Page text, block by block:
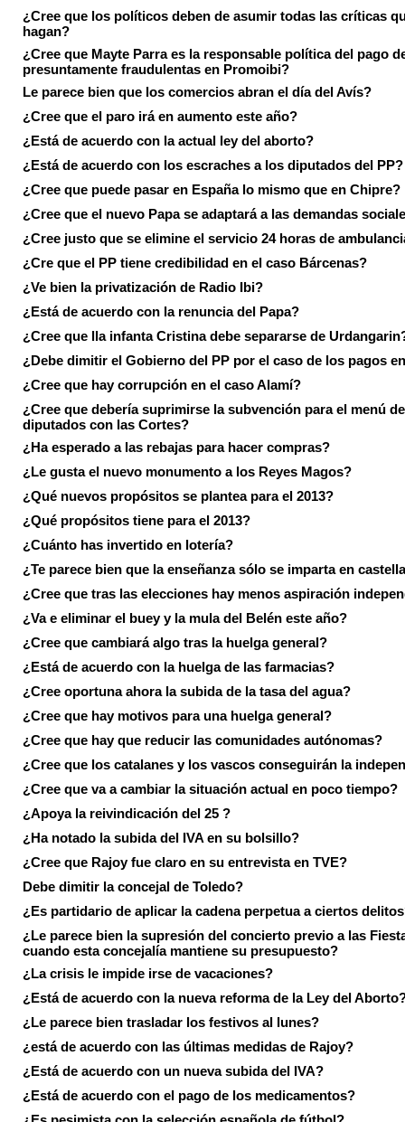
¿Cree que los políticos deben de asumir todas las críticas
hagan?
¿Cree que Mayte Parra es la responsable política del pago
presuntamente fraudulentas en Promoibi?
Le parece bien que los comercios abran el día del Avís?
¿Cree que el paro irá en aumento este año?
¿Está de acuerdo con la actual ley del aborto?
¿Está de acuerdo con los escraches a los diputados del PP?
¿Cree que puede pasar en España lo mismo que en Chipre?
¿Cree que el nuevo Papa se adaptará a las demandas
¿Cree justo que se elimine el servicio 24 horas de
¿Cre que el PP tiene credibilidad en el caso Bárcenas?
¿Ve bien la privatización de Radio Ibi?
¿Está de acuerdo con la renuncia del Papa?
¿Cree que lla infanta Cristina debe separarse de
¿Debe dimitir el Gobierno del PP por el caso de los pagos
¿Cree que hay corrupción en el caso Alamí?
¿Cree que debería suprimirse la subvención para el menú
diputados con las Cortes?
¿Ha esperado a las rebajas para hacer compras?
¿Le gusta el nuevo monumento a los Reyes Magos?
¿Qué nuevos propósitos se plantea para el 2013?
¿Qué propósitos tiene para el 2013?
¿Cuánto has invertido en lotería?
¿Te parece bien que la enseñanza sólo se imparta en
¿Cree que tras las elecciones hay menos aspiración
¿Va e eliminar el buey y la mula del Belén este año?
¿Cree que cambiará algo tras la huelga general?
¿Está de acuerdo con la huelga de las farmacias?
¿Cree oportuna ahora la subida de la tasa del agua?
¿Cree que hay motivos para una huelga general?
¿Cree que hay que reducir las comunidades autónomas?
¿Cree que los catalanes y los vascos conseguirán la
¿Cree que va a cambiar la situación actual en poco tiempo?
¿Apoya la reivindicación del 25 ?
¿Ha notado la subida del IVA en su bolsillo?
¿Cree que Rajoy fue claro en su entrevista en TVE?
Debe dimitir la concejal de Toledo?
¿Es partidario de aplicar la cadena perpetua a ciertos
¿Le parece bien la supresión del concierto previo a las
cuando esta concejalía mantiene su presupuesto?
¿La crisis le impide irse de vacaciones?
¿Está de acuerdo con la nueva reforma de la Ley del
¿Le parece bien trasladar los festivos al lunes?
¿está de acuerdo con las últimas medidas de Rajoy?
¿Está de acuerdo con un nueva subida del IVA?
¿Está de acuerdo con el pago de los medicamentos?